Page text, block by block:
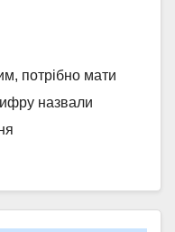
потрібно мати
назвали